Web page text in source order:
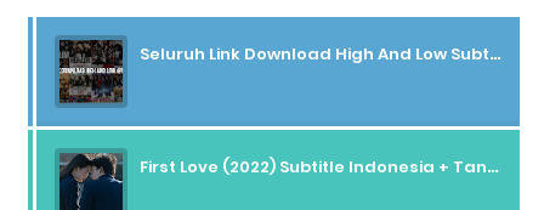
Seluruh Link Download High And Low Subtitle Indonesia
First Love (2022) Subtitle Indonesia + Tanpa Iklan + Streaming + 1080p